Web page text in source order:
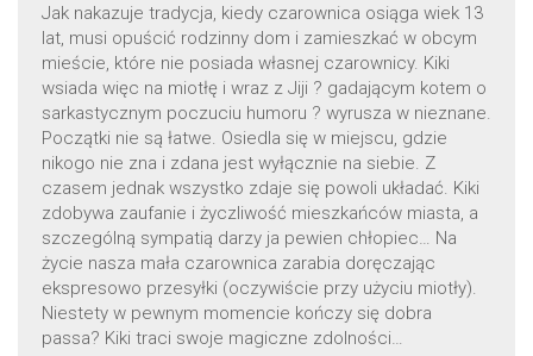
Jak nakazuje tradycja, kiedy czarownica osiąga wiek 13
lat, musi opuścić rodzinny dom i zamieszkać w obcym
mieście, które nie posiada własnej czarownicy. Kiki
wsiada więc na miotłę i wraz z Jiji ? gadającym kotem o
sarkastycznym poczuciu humoru ? wyrusza w nieznane.
Początki nie są łatwe. Osiedla się w miejscu, gdzie
nikogo nie zna i zdana jest wyłącznie na siebie. Z
czasem jednak wszystko zdaje się powoli układać. Kiki
zdobywa zaufanie i życzliwość mieszkańców miasta, a
szczególną sympatią darzy ja pewien chłopiec… Na
życie nasza mała czarownica zarabia doręczając
ekspresowo przesyłki (oczywiście przy użyciu miotły).
Niestety w pewnym momencie kończy się dobra
passa? Kiki traci swoje magiczne zdolności…